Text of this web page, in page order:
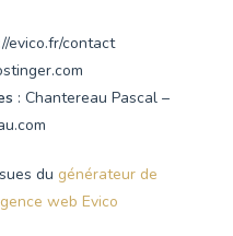
evico.fr/contact
: Chantereau Pascal –
du générateur de
web Evico